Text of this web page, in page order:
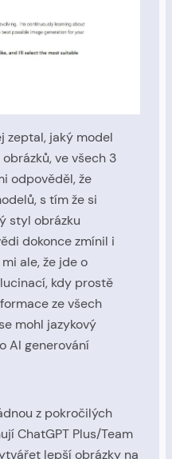
zeptal, jaký model
ve všech 3
odpověděl, že
s tím že si
styl obrázku
dokonce zmínil i
ale, že jde o
kdy prostě
ze všech
mohl jazykový
AI generování
z pokročilých
ChatGPT Plus/Team
lepší obrázky na